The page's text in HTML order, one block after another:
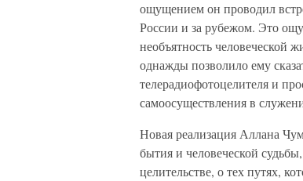
ощущением он проводил
России и за рубежом. Это
необъятность
однажды позволило ему
телерадиофотоцелителя и
самоосуществления в
Новая реализация Аллана
бытия и человеческой
целительстве, о тех путях,